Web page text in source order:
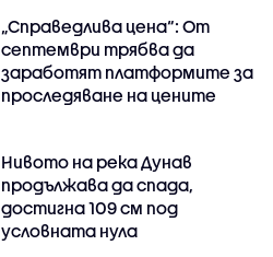
„Справедлива цена“: От
септември трябва да
заработят платформите за
проследяване на цените
Нивото на река Дунав
продължава да спада,
достигна 109 см под
условната нула